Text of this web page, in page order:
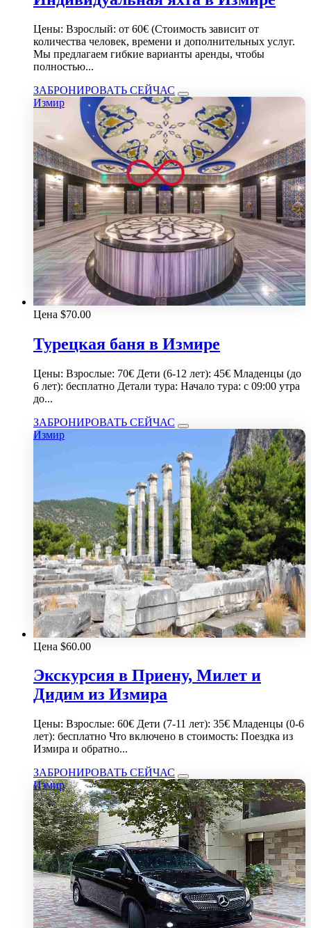
Цены: Взрослый: от 60€ (Стоимость зависит от
количества человек, времени и дополнительных услуг.
Мы предлагаем гибкие варианты аренды, чтобы
полностью...
ЗАБРОНИРОВАТЬ СЕЙЧАС
Измир
Цена $70.00
Турецкая баня в Измире
Цены: Взрослые: 70€ Дети (6-12 лет): 45€ Младенцы (до
6 лет): бесплатно Детали тура: Начало тура: с 09:00 утра
до...
ЗАБРОНИРОВАТЬ СЕЙЧАС
Измир
Цена $60.00
Экскурсия в Приену, Милет и
Дидим из Измира
Цены: Взрослые: 60€ Дети (7-11 лет): 35€ Младенцы (0-6
лет): бесплатно Что включено в стоимость: Поездка из
Измира и обратно...
ЗАБРОНИРОВАТЬ СЕЙЧАС
Измир